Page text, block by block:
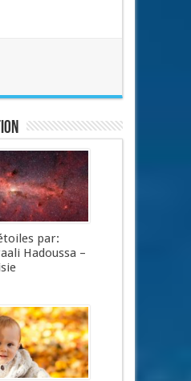
par:
Hadoussa –